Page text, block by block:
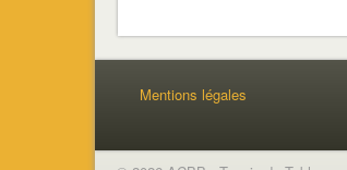
Mentions légales